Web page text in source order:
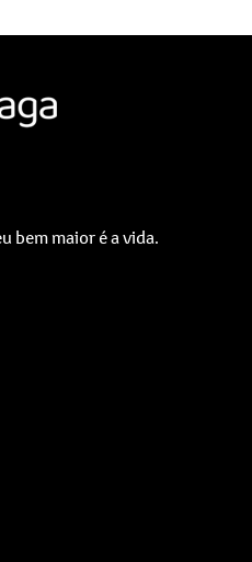
bem maior é a vida.